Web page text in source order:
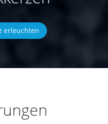
erleuchten